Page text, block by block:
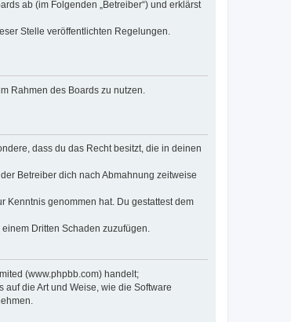
ab (im Folgenden „Betreiber“) und erklärst
Stelle veröffentlichten Regelungen.
Rahmen des Boards zu nutzen.
dass du das Recht besitzt, die in deinen
Betreiber dich nach Abmahnung zeitweise
Kenntnis genommen hat. Du gestattest dem
Dritten Schaden zuzufügen.
(www.phpbb.com) handelt;
die Art und Weise, wie die Software